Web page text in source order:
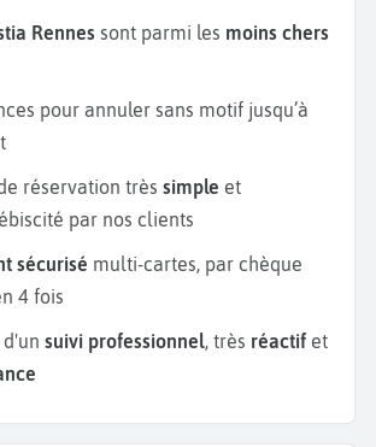
Rennes sont parmi les moins chers
pour annuler sans motif jusqu’à
réservation très simple et
par nos clients
sécurisé multi-cartes, par chèque
4 fois
suivi professionnel, très réactif et